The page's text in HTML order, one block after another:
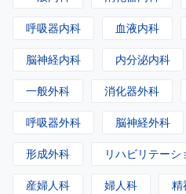
呼吸器内科 血液内科
脳神経内科 内分泌内科
一般外科 消化器外科
呼吸器外科 脳神経外科
形成外科 リハビリテーシ
産婦人科 婦人科 精